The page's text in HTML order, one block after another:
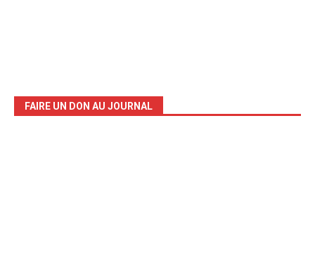
FAIRE UN DON AU JOURNAL